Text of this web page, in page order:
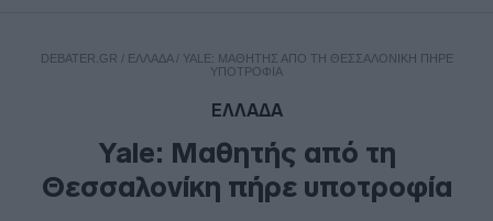
DEBATER.GR / ΕΛΛΑΔΑ/ YALE: ΜΑΘΗΤΉΣ ΑΠΌ ΤΗ ΘΕΣΣΑΛΟΝΊΚΗ ΠΉΡΕ
ΥΠΟΤΡΟΦΊΑ
ΕΛΛΑΔΑ
Yale: Μαθητής από τη
Θεσσαλονίκη πήρε υποτροφία